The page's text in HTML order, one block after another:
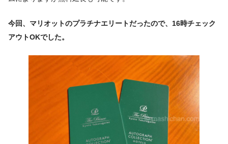
今回、マリオットのプラチナエリートだったので、16時チェック
アウトOKでした。